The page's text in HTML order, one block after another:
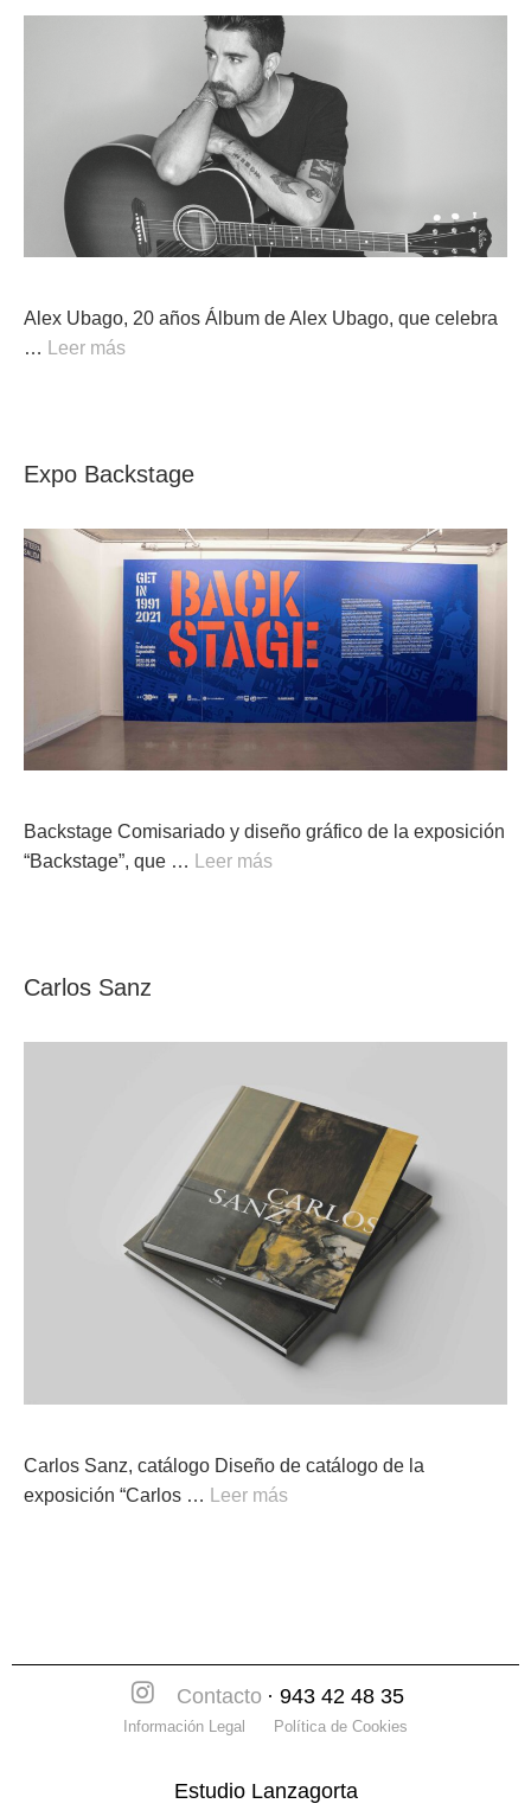
Alex Ubago, 20 años Álbum de Alex Ubago, que celebra
…
Leer más
Expo Backstage
Backstage Comisariado y diseño gráfico de la exposición
“Backstage”, que …
Leer más
Carlos Sanz
Carlos Sanz, catálogo Diseño de catálogo de la
exposición “Carlos …
Leer más
Contacto · 943 42 48 35
Información Legal Política de Cookies
Estudio Lanzagorta